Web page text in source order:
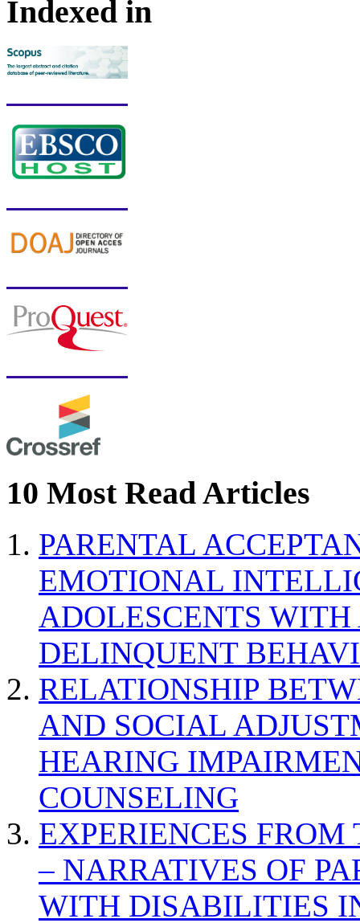
Indexed in
10 Most Read Articles
PARENTAL
EMOTIONAL
ADOLESCENTS
DELINQUENT
RELATIONSHIP
AND SOCIAL
HEARING
COUNSELING
EXPERIENCES
– NARRATIVES OF
WITH DISABILITIES